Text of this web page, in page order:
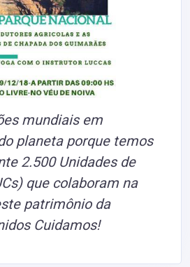
mundiais em
planeta porque temos
2.500 Unidades de
que colaboram na
patrimônio da
Cuidamos!